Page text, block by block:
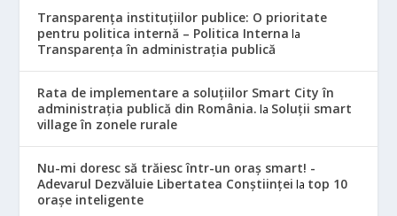
Transparența instituțiilor publice: O prioritate
pentru politica internă – Politica Interna la
Transparența în administrația publică
Rata de implementare a soluțiilor Smart City în
administrația publică din România. la Soluții smart
village în zonele rurale
Nu-mi doresc să trăiesc într-un oraș smart! -
Adevarul Dezvăluie Libertatea Conștiinței la top 10
orașe inteligente